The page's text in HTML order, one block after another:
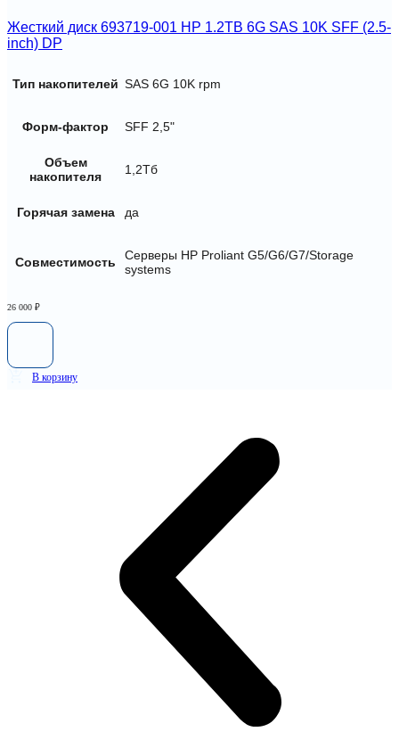
Жесткий диск 693719-001 HP 1.2TB 6G SAS 10K SFF (2.5-
inch) DP
Тип накопителей SAS 6G 10K rpm
Форм-фактор SFF 2,5"
Объем
накопителя
1,2Тб
Горячая замена да
Совместимость
Серверы HP Proliant G5/G6/G7/Storage
systems
26 000 ₽
В корзину